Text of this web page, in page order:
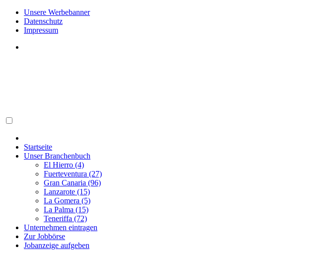
Unsere Werbebanner
Datenschutz
Impressum
Startseite
Unser Branchenbuch
El Hierro (4)
Fuerteventura (27)
Gran Canaria (96)
Lanzarote (15)
La Gomera (5)
La Palma (15)
Teneriffa (72)
Unternehmen eintragen
Zur Jobbörse
Jobanzeige aufgeben